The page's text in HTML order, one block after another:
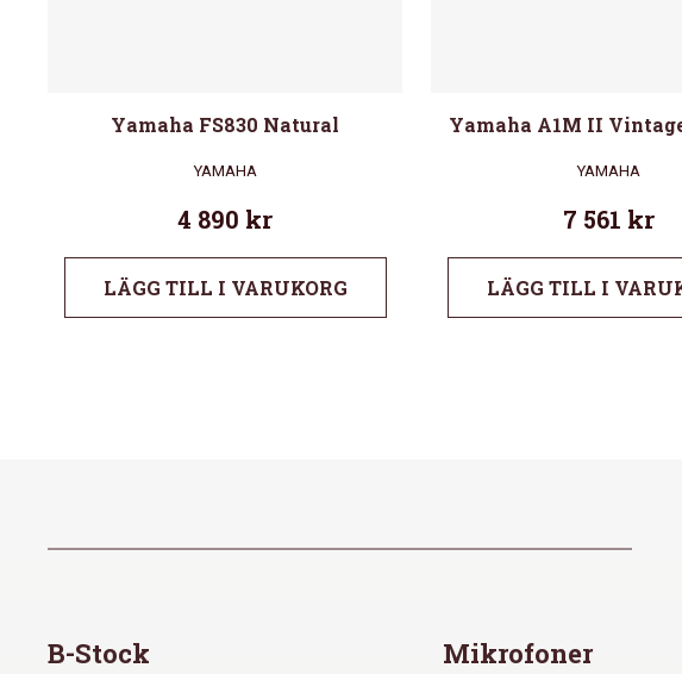
Yamaha FS830 Natural
YAMAHA
4 890 kr
LÄGG TILL I VARUKORG
Yamaha A1M II
YAMAHA
7 561 kr
LÄGG TILL I
B-Stock
Mikrofoner